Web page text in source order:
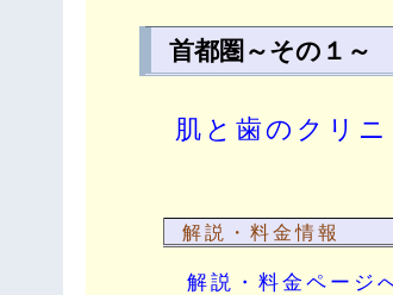
首都圏～その１～
肌と歯のクリ
解説・料金情報
解説・料金ページ